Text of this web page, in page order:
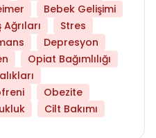
Bebek Gelişimi
Ağrıları
Stres
Depresyon
Opiat Bağımlılığı
Obezite
Cilt Bakımı